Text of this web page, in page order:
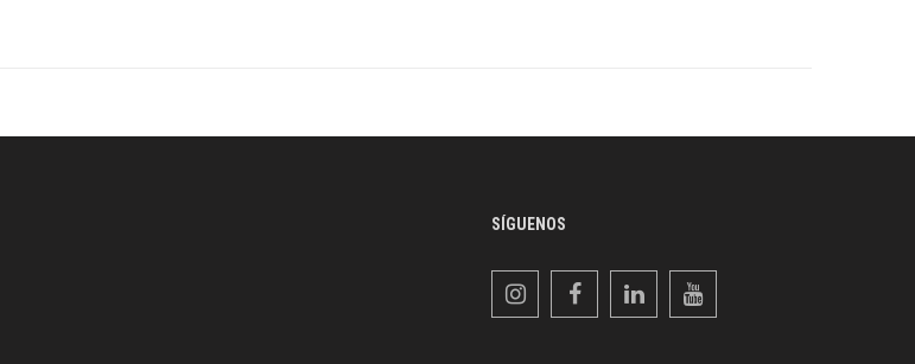
SÍGUENOS